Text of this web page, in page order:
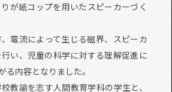
が紙コップを用いたスピーカーづく
電流によって生じる磁界、スピーカ
い、児童の科学に対する理解促進に
る内容となりました。
教諭を志す人間教育学科の学生と、